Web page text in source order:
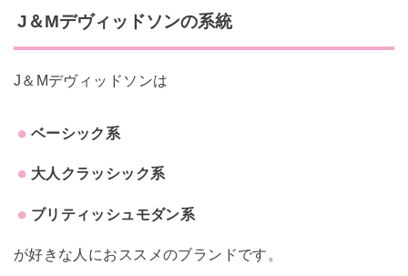
J＆Mデヴィッドソンの系統
J＆Mデヴィッドソンは
ベーシック系
大人クラッシック系
ブリティッシュモダン系
が好きな人におススメのブランドです。